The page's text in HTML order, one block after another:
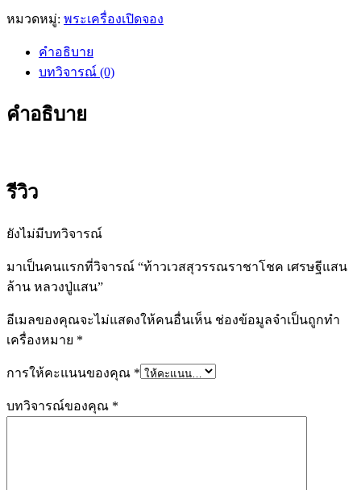
หมวดหมู่: พระเครื่องเปิดจอง
คำอธิบาย
บทวิจารณ์ (0)
คำอธิบาย
รีวิว
ยังไม่มีบทวิจารณ์
มาเป็นคนแรกที่วิจารณ์ “ท้าวเวสสุวรรณราชาโชค เศรษฐีแสน
ล้าน หลวงปู่แสน”
อีเมลของคุณจะไม่แสดงให้คนอื่นเห็น ช่องข้อมูลจำเป็นถูกทำ
เครื่องหมาย *
การให้คะแนนของคุณ *
บทวิจารณ์ของคุณ *